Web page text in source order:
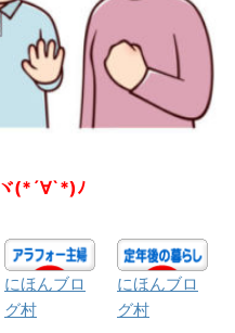
ヾ(*´∀`*)ﾉ
にほんブロ
グ村
にほんブロ
グ村